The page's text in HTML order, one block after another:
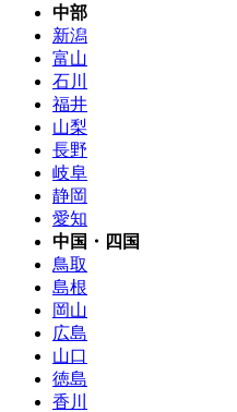
中部
新潟
富山
石川
福井
山梨
長野
岐阜
静岡
愛知
中国・四国
鳥取
島根
岡山
広島
山口
徳島
香川